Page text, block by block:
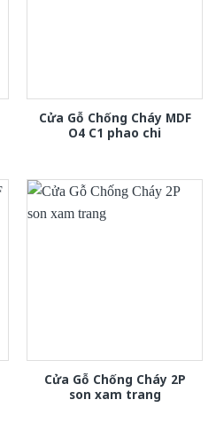
Cửa Gỗ Chống Cháy MDF
O4 C1 phao chi
Cửa Gỗ Chống Cháy 2P
son xam trang